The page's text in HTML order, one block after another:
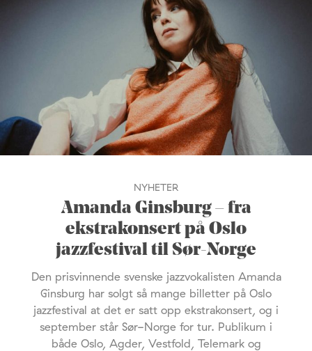
NYHETER
Amanda Ginsburg – fra
ekstrakonsert på Oslo
jazzfestival til Sør-Norge
Den prisvinnende svenske jazzvokalisten Amanda
Ginsburg har solgt så mange billetter på Oslo
jazzfestival at det er satt opp ekstrakonsert, og i
september står Sør-Norge for tur. Publikum i
både Oslo, Agder, Vestfold, Telemark og